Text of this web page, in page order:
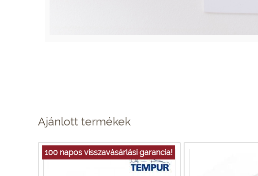
Ajánlott termékek
100 napos visszavásárlási garancia!